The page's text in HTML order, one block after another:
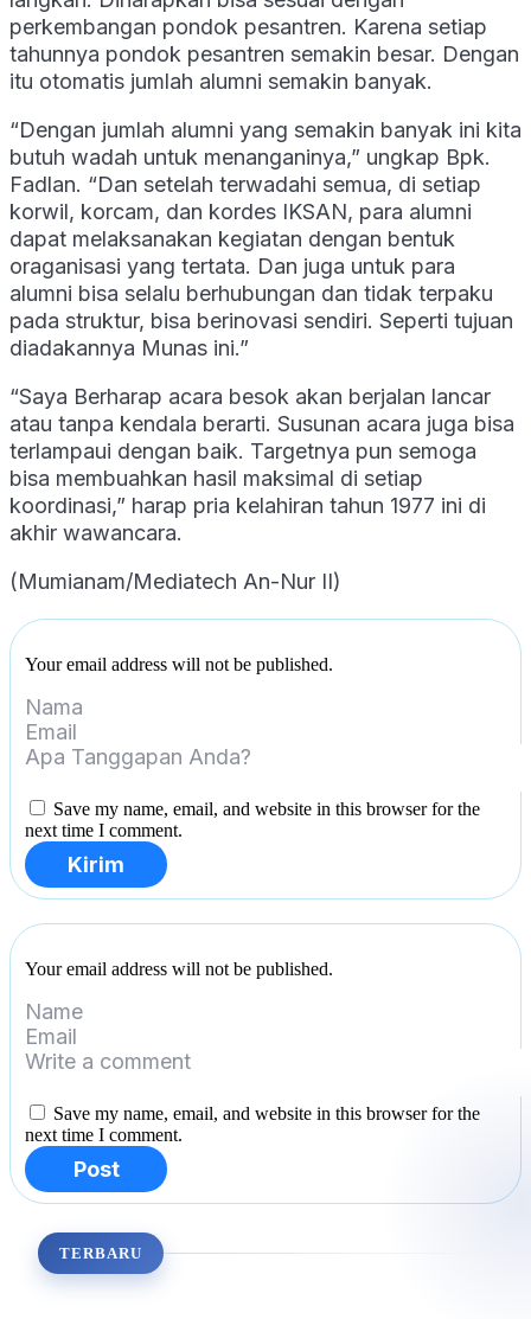
perkembangan pondok pesantren. Karena setiap
tahunnya pondok pesantren semakin besar. Dengan
itu otomatis jumlah alumni semakin banyak.
“Dengan jumlah alumni yang semakin banyak ini kita
butuh wadah untuk menanganinya,” ungkap Bpk.
Fadlan. “Dan setelah terwadahi semua, di setiap
korwil, korcam, dan kordes IKSAN, para alumni
dapat melaksanakan kegiatan dengan bentuk
oraganisasi yang tertata. Dan juga untuk para
alumni bisa selalu berhubungan dan tidak terpaku
pada struktur, bisa berinovasi sendiri. Seperti tujuan
diadakannya Munas ini.”
“Saya Berharap acara besok akan berjalan lancar
atau tanpa kendala berarti. Susunan acara juga bisa
terlampaui dengan baik. Targetnya pun semoga
bisa membuahkan hasil maksimal di setiap
koordinasi,” harap pria kelahiran tahun 1977 ini di
akhir wawancara.
(Mumianam/Mediatech An-Nur II)
Your email address will not be published.
Save my name, email, and website in this browser for the
next time I comment.
Kirim
Your email address will not be published.
Save my name, email, and website in this browser for the
next time I comment.
Post
TERBARU